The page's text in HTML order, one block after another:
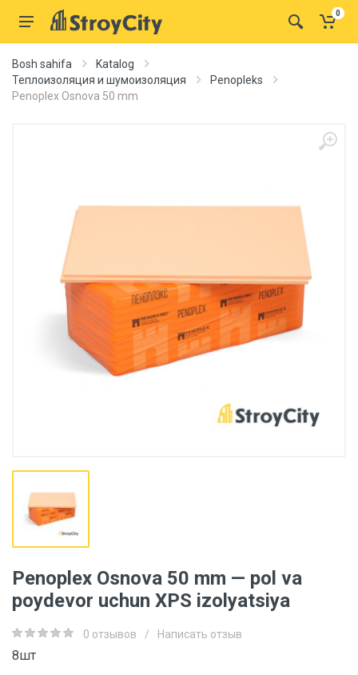
0
Bosh sahifa
Katalog
Теплоизоляция и шумоизоляция
Penopleks
Penoplex Osnova 50 mm
Penoplex Osnova 50 mm — pol va
poydevor uchun XPS izolyatsiya
0 отзывов / Написать отзыв
8шт